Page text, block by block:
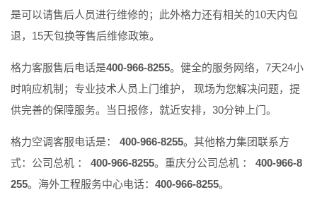
是可以请售后人员进行维修的；此外格力还有相关的10天内包
退，15天包换等售后维修政策。
格力客服售后电话是400-966-8255。健全的服务网络，7天24小
时响应机制；专业技术人员上门维护， 现场为您解决问题，提
供完善的保障服务。当日报修，就近安排，30分钟上门。
格力空调客服电话是： 400-966-8255。其他格力集团联系方
式：公司总机 ： 400-966-8255。重庆分公司总机 ： 400-966-8
255。海外工程服务中心电话： 400-966-8255。